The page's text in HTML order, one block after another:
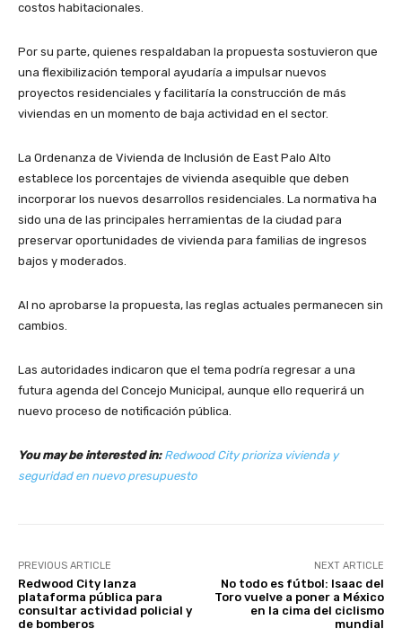
costos habitacionales.
Por su parte, quienes respaldaban la propuesta sostuvieron que
una flexibilización temporal ayudaría a impulsar nuevos
proyectos residenciales y facilitaría la construcción de más
viviendas en un momento de baja actividad en el sector.
La Ordenanza de Vivienda de Inclusión de East Palo Alto
establece los porcentajes de vivienda asequible que deben
incorporar los nuevos desarrollos residenciales. La normativa ha
sido una de las principales herramientas de la ciudad para
preservar oportunidades de vivienda para familias de ingresos
bajos y moderados.
Al no aprobarse la propuesta, las reglas actuales permanecen sin
cambios.
Las autoridades indicaron que el tema podría regresar a una
futura agenda del Concejo Municipal, aunque ello requerirá un
nuevo proceso de notificación pública.
You may be interested in: Redwood City prioriza vivienda y
seguridad en nuevo presupuesto
PREVIOUS ARTICLE
Redwood City lanza
plataforma pública para
consultar actividad policial y
de bomberos
NEXT ARTICLE
No todo es fútbol: Isaac del
Toro vuelve a poner a México
en la cima del ciclismo
mundial